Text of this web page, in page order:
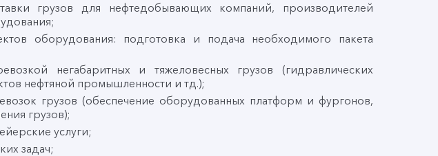
грузов для нефтедобывающих компаний, производителей
оборудования: подготовка и подача необходимого пакета
негабаритных и тяжеловесных грузов (гидравлических
нефтяной промышленности и тд.);
грузов (обеспечение оборудованных платформ и фургонов,
грузов);
услуги;
задач;